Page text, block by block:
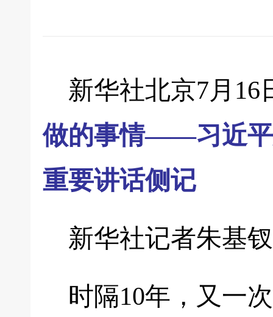
新华社北京7月
做的事情——习近平
重要讲话侧记
新华社记者朱基
时隔10年，又一